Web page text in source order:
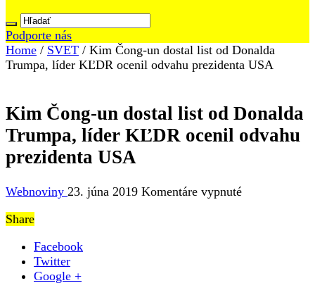
Podporte nás
Home / SVET / Kim Čong-un dostal list od Donalda
Trumpa, líder KĽDR ocenil odvahu prezidenta USA
Kim Čong-un dostal list od Donalda
Trumpa, líder KĽDR ocenil odvahu
prezidenta USA
Webnoviny 23. júna 2019 Komentáre vypnuténa
Share
Facebook
Twitter
Google +